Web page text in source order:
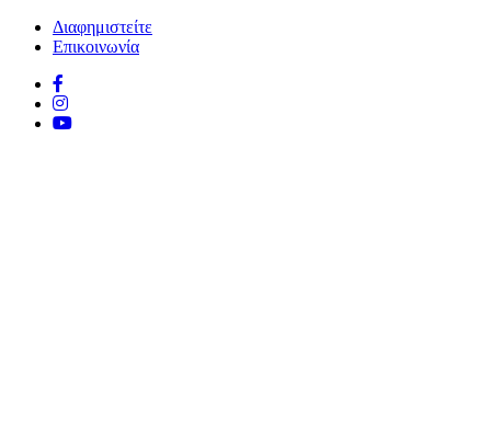
Διαφημιστείτε
Επικοινωνία